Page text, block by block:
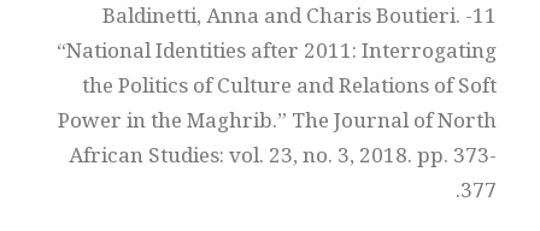
11- Baldinetti, Anna and Charis Boutieri.
“National Identities after 2011: Interrogating
the Politics of Culture and Relations of Soft
Power in the Maghrib.” The Journal of North
African Studies: vol. 23, no. 3, 2018. pp. 373-
377.